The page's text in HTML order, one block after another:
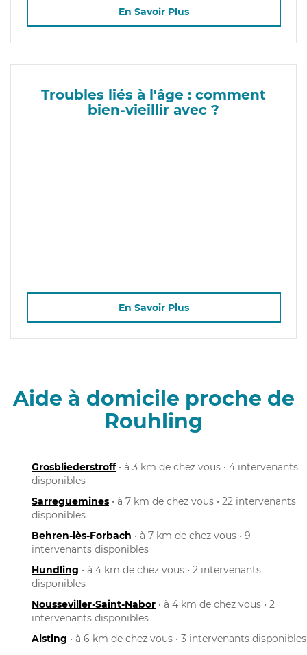
En Savoir Plus
Troubles liés à l'âge : comment
bien-vieillir avec ?
En Savoir Plus
Aide à domicile proche de
Rouhling
Grosbliederstroff• à 3 km de chez vous • 4 intervenants
disponibles
Sarreguemines • à 7 km de chez vous • 22 intervenants
disponibles
Behren-lès-Forbach • à 7 km de chez vous • 9
intervenants disponibles
Hundling • à 4 km de chez vous • 2 intervenants
disponibles
Nousseviller-Saint-Nabor • à 4 km de chez vous • 2
intervenants disponibles
Alsting • à 6 km de chez vous • 3 intervenants disponibles